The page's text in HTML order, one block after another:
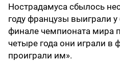
Нострадамуса сбылось
году французы выиграли
финале чемпионата мира
четыре года они играли в
проиграли им».